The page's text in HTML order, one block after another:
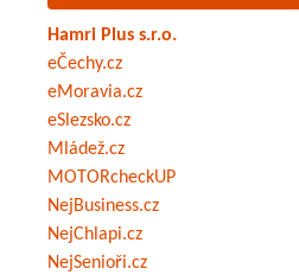
Hamri Plus s.r.o.
eČechy.cz
eMoravia.cz
eSlezsko.cz
Mládež.cz
MOTORcheckUP
NejBusiness.cz
NejChlapi.cz
NejSenioři.cz